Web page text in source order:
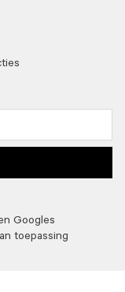
Googles
toepassing